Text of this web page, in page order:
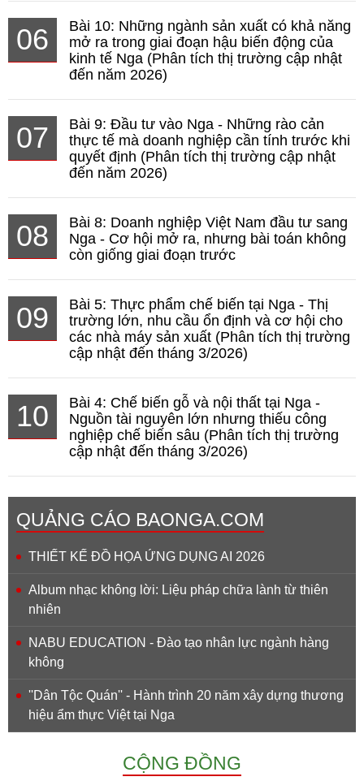
06
Bài 10: Những ngành sản xuất có khả năng
mở ra trong giai đoạn hậu biến động của
kinh tế Nga (Phân tích thị trường cập nhật
đến năm 2026)
07
Bài 9: Đầu tư vào Nga - Những rào cản
thực tế mà doanh nghiệp cần tính trước khi
quyết định (Phân tích thị trường cập nhật
đến năm 2026)
08
Bài 8: Doanh nghiệp Việt Nam đầu tư sang
Nga - Cơ hội mở ra, nhưng bài toán không
còn giống giai đoạn trước
09
Bài 5: Thực phẩm chế biến tại Nga - Thị
trường lớn, nhu cầu ổn định và cơ hội cho
các nhà máy sản xuất (Phân tích thị trường
cập nhật đến tháng 3/2026)
10
Bài 4: Chế biến gỗ và nội thất tại Nga -
Nguồn tài nguyên lớn nhưng thiếu công
nghiệp chế biến sâu (Phân tích thị trường
cập nhật đến tháng 3/2026)
QUẢNG CÁO BAONGA.COM
THIẾT KẾ ĐỒ HỌA ỨNG DỤNG AI 2026
Album nhạc không lời: Liệu pháp chữa lành từ thiên
nhiên
NABU EDUCATION - Đào tạo nhân lực ngành hàng
không
''Dân Tộc Quán'' - Hành trình 20 năm xây dựng thương
hiệu ẩm thực Việt tại Nga
CỘNG ĐỒNG